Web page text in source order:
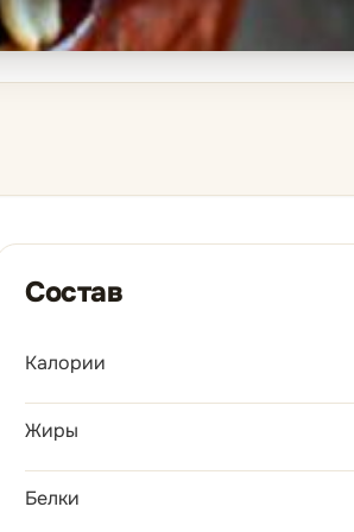
Состав
Калории
Жиры
Белки